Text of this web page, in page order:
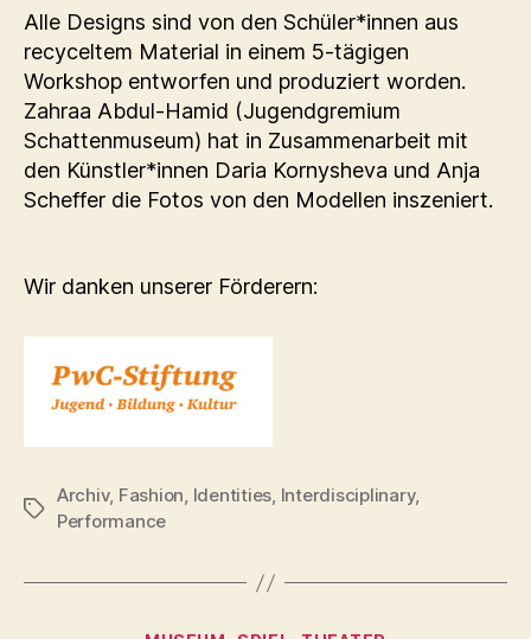
Alle Designs sind von den Schüler*innen aus
recyceltem Material in einem 5-tägigen
Workshop entworfen und produziert worden.
Zahraa Abdul-Hamid (Jugendgremium
Schattenmuseum) hat in Zusammenarbeit mit
den Künstler*innen Daria Kornysheva und Anja
Scheffer die Fotos von den Modellen inszeniert.
Wir danken unserer Förderern:
Schlagwörter
Archiv, Fashion, Identities, Interdisciplinary,
Performance